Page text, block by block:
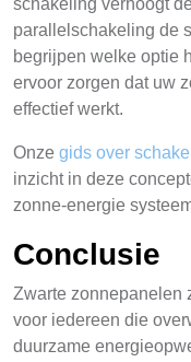
schakeling verhoogt
parallelschakeling de
begrijpen welke optie
ervoor zorgen dat uw
effectief werkt.
Onze gids over
inzicht in deze
zonne-energie
Conclusie
Zwarte zonnepanelen
voor iedereen die
duurzame